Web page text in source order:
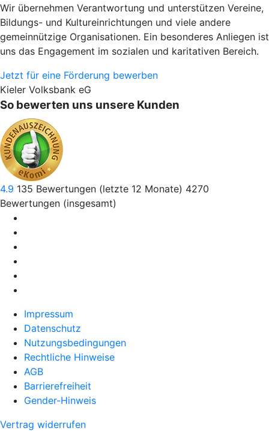
Wir übernehmen Verantwortung und unterstützen Vereine,
Bildungs- und Kultureinrichtungen und viele andere
gemeinnützige Organisationen. Ein besonderes Anliegen ist
uns das Engagement im sozialen und karitativen Bereich.
Jetzt für eine Förderung bewerben
Kieler Volksbank eG
So bewerten uns unsere Kunden
4.9 135 Bewertungen (letzte 12 Monate) 4270
Bewertungen (insgesamt)
Impressum
Datenschutz
Nutzungsbedingungen
Rechtliche Hinweise
AGB
Barrierefreiheit
Gender-Hinweis
Vertrag widerrufen